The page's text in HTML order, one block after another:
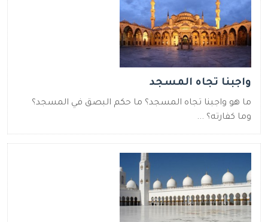
واجبنا تجاه المسجد
ما هو واجبنا تجاه المسجد؟ ما حكم البصق في المسجد؟
وما كفارته؟ ...